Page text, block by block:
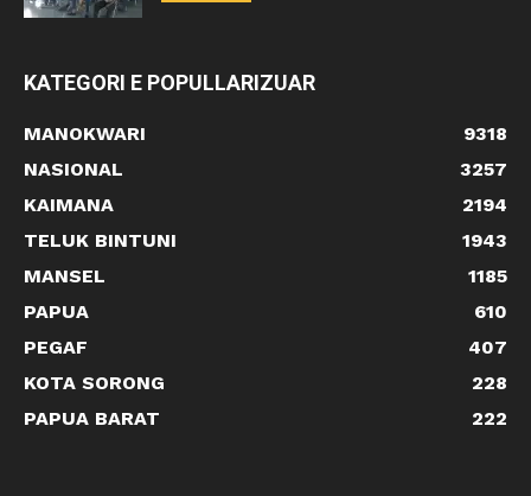
KATEGORI E POPULLARIZUAR
MANOKWARI
9318
NASIONAL
3257
KAIMANA
2194
TELUK BINTUNI
1943
MANSEL
1185
PAPUA
610
PEGAF
407
KOTA SORONG
228
PAPUA BARAT
222